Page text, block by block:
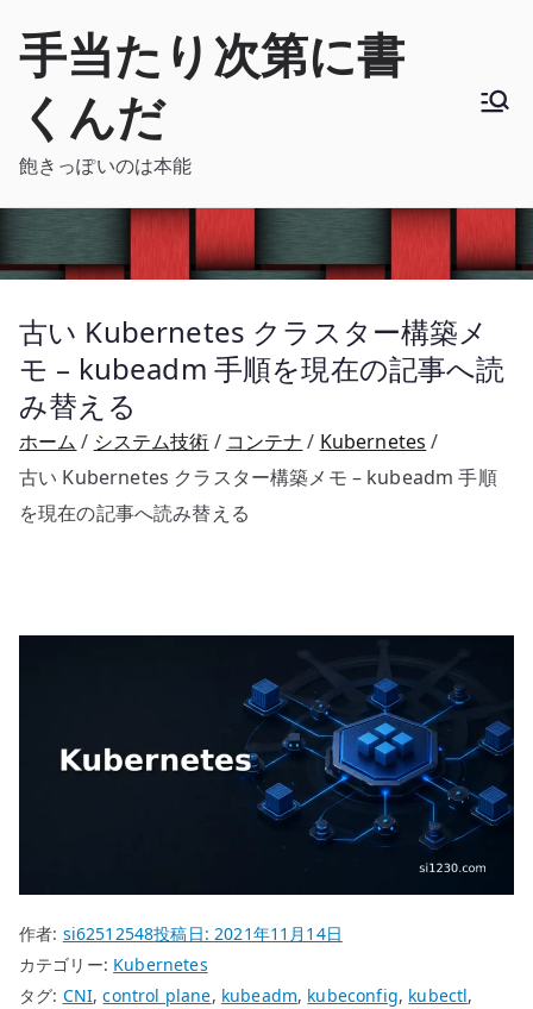
手当たり次第に書
くんだ
飽きっぽいのは本能
古い Kubernetes クラスター構築メ
モ – kubeadm 手順を現在の記事へ読
み替える
ホーム システム技術 コンテナ
Kubernetes
古い Kubernetes クラスター構築メモ – kubeadm 手順
を現在の記事へ読み替える
作者: si62512548投稿日:2021年11月14日
カテゴリー: Kubernetes
タグ: CNI,control plane, kubeadm, kubeconfig, kubectl,